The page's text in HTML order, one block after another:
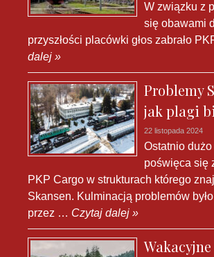
W związku z
się obawami
przyszłości placówki głos zabrało
dalej »
Problemy
jak plagi
22 listopada 2024
Ostatnio
poświęca się
PKP Cargo w strukturach którego
Skansen. Kulminacją problemów
przez … Czytaj dalej »